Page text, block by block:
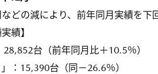
どの減により、前年同月実績を下
績】
28,852台（前年同月比＋10.5％）
」：15,390台（同－26.6％）